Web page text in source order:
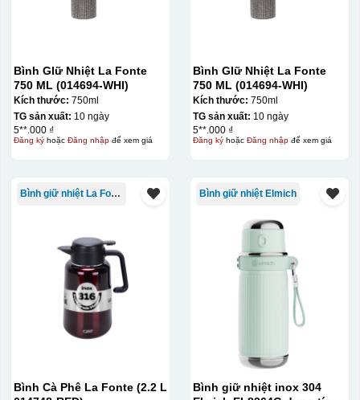
Bình GIữ Nhiệt La Fonte
750 ML (014694-WHI)
Kích thước: 750ml
TG sản xuất: 10 ngày
5**.000 ₫
Đăng kýhoặc Đăng nhậpđể xem giá
Bình GIữ Nhiệt La Fonte
750 ML (014694-WHI)
Kích thước: 750ml
TG sản xuất: 10 ngày
5**.000 ₫
Đăng kýhoặc Đăng nhậpđể xem giá
Bình giữ nhiệt La Fonte
Bình Cà Phê La Fonte (2.2 L
Bình giữ nhiệt Elmich
Bình giữ nhiệt inox 304